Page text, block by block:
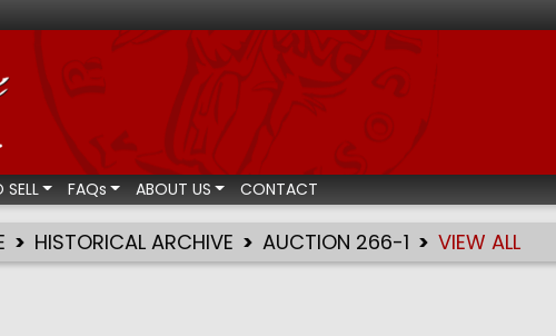
auctions
FAQs ABOUT US CONTACT
HISTORICAL ARCHIVE AUCTION 266-1 VIEW ALL